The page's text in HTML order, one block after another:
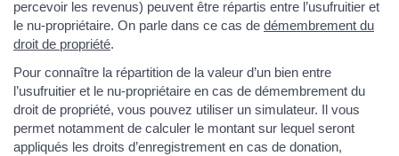
percevoir les revenus) peuvent être répartis entre l’usufruitier et
le nu-propriétaire. On parle dans ce cas de démembrement du
droit de propriété.
Pour connaître la répartition de la valeur d’un bien entre
l’usufruitier et le nu-propriétaire en cas de démembrement du
droit de propriété, vous pouvez utiliser un simulateur. Il vous
permet notamment de calculer le montant sur lequel seront
appliqués les droits d’enregistrement en cas de donation,